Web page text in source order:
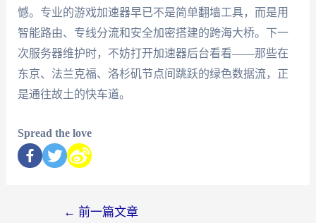
憾。专业的游戏加速器早已不是简单翻墙工具，而是用
智能路由、专线分流和安全加密搭建的跨海大桥。下一
次服务器维护时，不妨打开加速器后台看看——那些在
东京、法兰克福、洛杉矶节点间跳跃的绿色数据流，正
是通往故土的快车道。
Spread the love
← 前一篇文章